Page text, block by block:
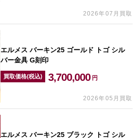
2026年07月買取
エルメス バーキン25 ゴールド トゴ シル
バー金具 G刻印
買取価格(税込) 3,700,000 円
2026年05月買取
エルメス バーキン25 ブラック トゴ シル